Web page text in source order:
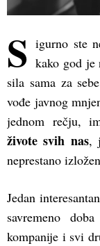
S igurno ste
kako god je
sila sama za
vođe javnog
jednom rečju,
živote svih nas,
neprestano
Jedan
savremeno
kompanije i svi